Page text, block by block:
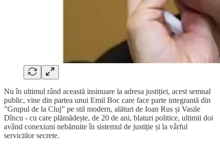
Nu în ultimul rând această insinuare la adresa justiției, acest semnal
public, vine din partea unui Emil Boc care face parte integrantă din
”Grupul de la Cluj” pe stil modern, alături de Ioan Rus și Vasile
Dîncu - cu care plămădește, de 20 de ani, blaturi politice, ultimii doi
având conexiuni nebănuite în sistemul de justiție și la vârful
serviciilor secrete.